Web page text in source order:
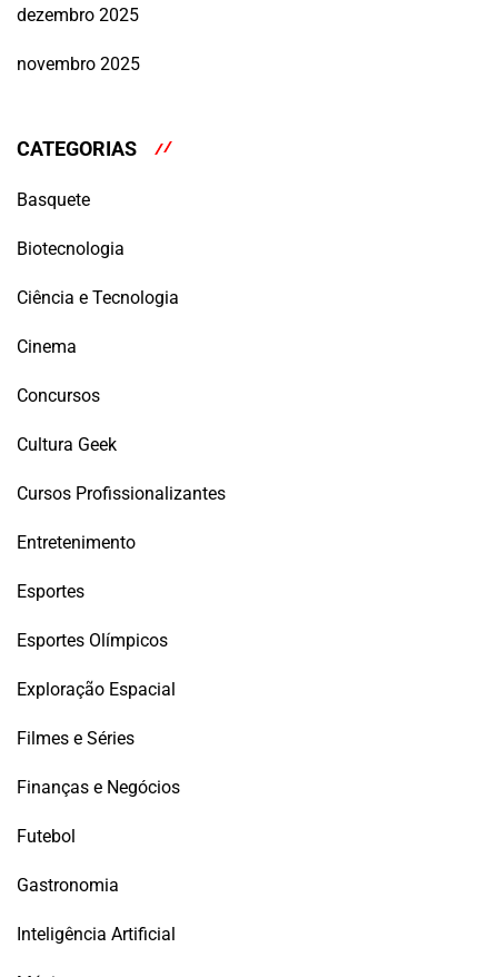
dezembro 2025
novembro 2025
CATEGORIAS
Basquete
Biotecnologia
Ciência e Tecnologia
Cinema
Concursos
Cultura Geek
Cursos Profissionalizantes
Entretenimento
Esportes
Esportes Olímpicos
Exploração Espacial
Filmes e Séries
Finanças e Negócios
Futebol
Gastronomia
Inteligência Artificial